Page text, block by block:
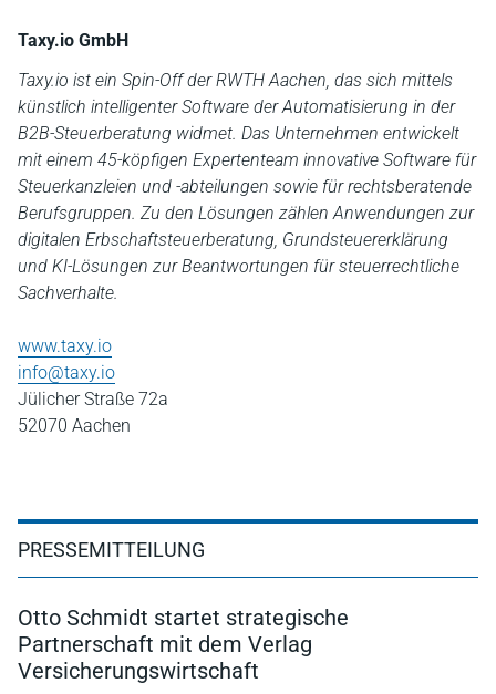
Taxy.io GmbH
Taxy.io ist ein Spin-Off der RWTH Aachen, das sich mittels
künstlich intelligenter Software der Automatisierung in der
B2B-Steuerberatung widmet. Das Unternehmen entwickelt
mit einem 45-köpfigen Expertenteam innovative Software für
Steuerkanzleien und -abteilungen sowie für rechtsberatende
Berufsgruppen. Zu den Lösungen zählen Anwendungen zur
digitalen Erbschaftsteuerberatung, Grundsteuererklärung
und KI-Lösungen zur Beantwortungen für steuerrechtliche
Sachverhalte.
www.taxy.io
info@taxy.io
Jülicher Straße 72a
52070 Aachen
PRESSEMITTEILUNG
Otto Schmidt startet strategische
Partnerschaft mit dem Verlag
Versicherungswirtschaft